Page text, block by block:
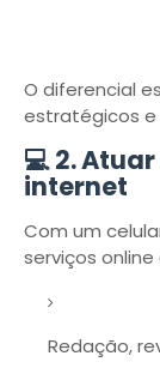
O diferencial
estratégicos e
💻 2.
internet
Com um
serviços
Redação,